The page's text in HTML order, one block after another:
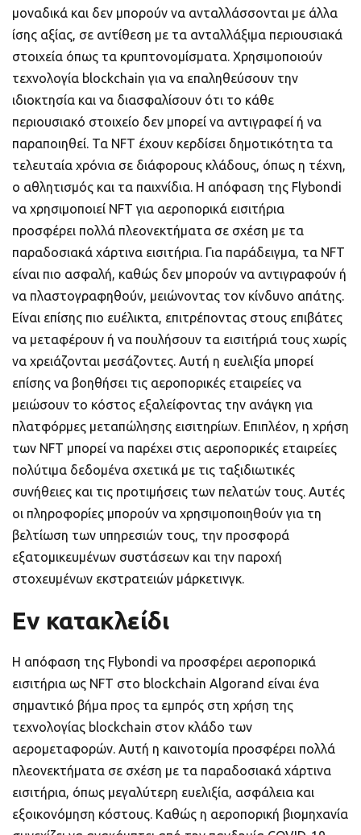
μοναδικά και δεν μπορούν να ανταλλάσσονται με άλλα
ίσης αξίας, σε αντίθεση με τα ανταλλάξιμα περιουσιακά
στοιχεία όπως τα κρυπτονομίσματα. Χρησιμοποιούν
τεχνολογία blockchain για να επαληθεύσουν την
ιδιοκτησία και να διασφαλίσουν ότι το κάθε
περιουσιακό στοιχείο δεν μπορεί να αντιγραφεί ή να
παραποιηθεί. Τα NFT έχουν κερδίσει δημοτικότητα τα
τελευταία χρόνια σε διάφορους κλάδους, όπως η τέχνη,
ο αθλητισμός και τα παιχνίδια. Η απόφαση της Flybondi
να χρησιμοποιεί NFT για αεροπορικά εισιτήρια
προσφέρει πολλά πλεονεκτήματα σε σχέση με τα
παραδοσιακά χάρτινα εισιτήρια. Για παράδειγμα, τα NFT
είναι πιο ασφαλή, καθώς δεν μπορούν να αντιγραφούν ή
να πλαστογραφηθούν, μειώνοντας τον κίνδυνο απάτης.
Είναι επίσης πιο ευέλικτα, επιτρέποντας στους επιβάτες
να μεταφέρουν ή να πουλήσουν τα εισιτήριά τους χωρίς
να χρειάζονται μεσάζοντες. Αυτή η ευελιξία μπορεί
επίσης να βοηθήσει τις αεροπορικές εταιρείες να
μειώσουν το κόστος εξαλείφοντας την ανάγκη για
πλατφόρμες μεταπώλησης εισιτηρίων. Επιπλέον, η χρήση
των NFT μπορεί να παρέχει στις αεροπορικές εταιρείες
πολύτιμα δεδομένα σχετικά με τις ταξιδιωτικές
συνήθειες και τις προτιμήσεις των πελατών τους. Αυτές
οι πληροφορίες μπορούν να χρησιμοποιηθούν για τη
βελτίωση των υπηρεσιών τους, την προσφορά
εξατομικευμένων συστάσεων και την παροχή
στοχευμένων εκστρατειών μάρκετινγκ.
Εν κατακλείδι
Η απόφαση της Flybondi να προσφέρει αεροπορικά
εισιτήρια ως NFT στο blockchain Algorand είναι ένα
σημαντικό βήμα προς τα εμπρός στη χρήση της
τεχνολογίας blockchain στον κλάδο των
αερομεταφορών. Αυτή η καινοτομία προσφέρει πολλά
πλεονεκτήματα σε σχέση με τα παραδοσιακά χάρτινα
εισιτήρια, όπως μεγαλύτερη ευελιξία, ασφάλεια και
εξοικονόμηση κόστους. Καθώς η αεροπορική βιομηχανία